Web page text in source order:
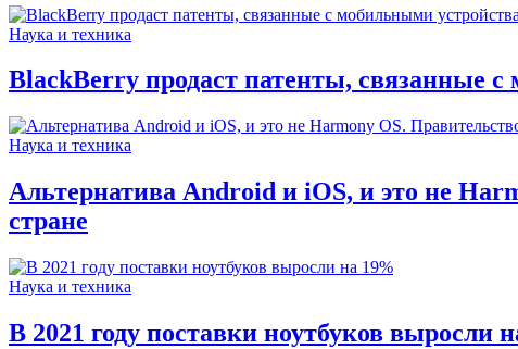
Наука и техника
BlackBerry продаст патенты, связанные
Наука и техника
Альтернатива Android и iOS, и это не
стране
Наука и техника
В 2021 году поставки ноутбуков выросли